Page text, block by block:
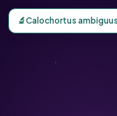
Carte d'observation
🔬Calochortus ambiguus